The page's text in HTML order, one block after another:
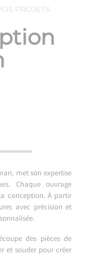
PROJETS
met son expertise
Chaque ouvrage
conception. À partir
avec précision et
des pièces de
et souder pour créer